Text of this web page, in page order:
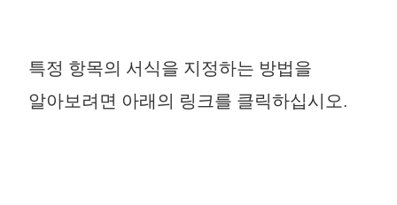
특정 항목의 서식을 지정하는 방법을
알아보려면 아래의 링크를 클릭하십시오.